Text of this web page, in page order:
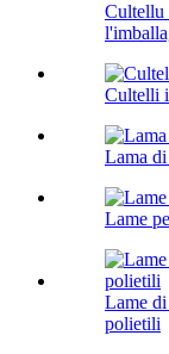
Cultellu
Cultelli
Lama
Lame
Lame
polietili